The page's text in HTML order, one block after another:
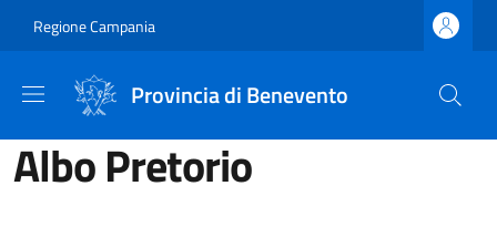
Regione Campania
Provincia di Benevento
Albo Pretorio